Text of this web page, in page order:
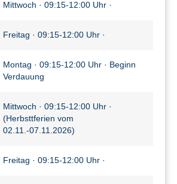
Mittwoch · 09:15-12:00 Uhr ·
Freitag · 09:15-12:00 Uhr ·
Montag · 09:15-12:00 Uhr · Beginn
Verdauung
Mittwoch · 09:15-12:00 Uhr ·
(Herbsttferien vom
02.11.-07.11.2026)
Freitag · 09:15-12:00 Uhr ·